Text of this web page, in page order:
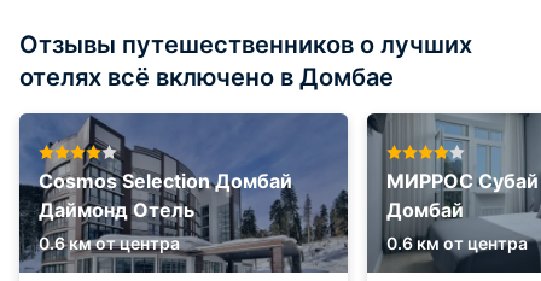
Отзывы путешественников о лучших
отелях всё включено в Домбае
Cosmos Selection Домбай
Даймонд Отель
0.6 км от центра
МИРРОС Субай
Домбай
0.6 км от центра